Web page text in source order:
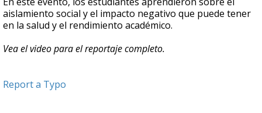
aislamiento social y el impacto negativo que puede tener
en la salud y el rendimiento académico.
Vea el video para el reportaje completo.
Report a Typo